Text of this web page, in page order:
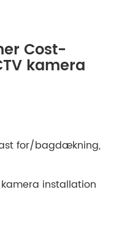
ไทย
čeština
Svenska
Cost-
kamera
for/bagdækning,
installation